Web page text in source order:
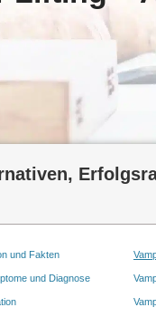
und Fakten
und Diagnose